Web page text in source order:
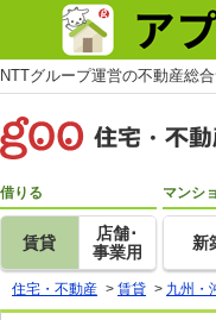
NTTグループ運営の不動産総
借りる
賃貸
店舗･
事業用
マンシ
新
住宅・不動産 > 賃貸 > 九州・